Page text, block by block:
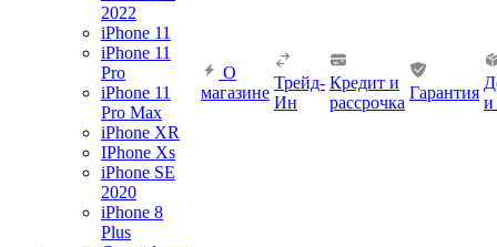
2022
iPhone 11
iPhone 11
Pro
iPhone 11
Pro Max
iPhone XR
IPhone Xs
iPhone SE
2020
iPhone 8
Plus
О
магазине
Трейд-
Ин
Кредит и
рассрочка
Гарантия
и